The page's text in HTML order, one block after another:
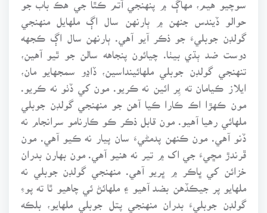
حوالو ڏيندس جنهن ۾ ٻارنهن سال اڳ ملهايل منهنجي
گولڊن جوبليءَ جو ذڪر آيو آهي. ٻارنهن سال اڳ ڪجهه
دوست ضد ٻڌي بيٺا. چيائون پنجاهه سالن جو ٿيو آهين،
تنهنجي گولڊن جوبلي ملهائينداسين، ڏاڍو سمجهايو مان،
ايلاز ڪيامان ته يِر ائين نه ڪريو. مون کي ڏٺو نه ڪريو.
مون ڪهڙا اڪ ڪارا ڪيا آهن جو منهنجي گولڊن جوبلي
ملهائي رهيا آهيو. مون قابل ذڪر ڪو ڪارنامو سرانجام نه
ڏنو آهي. مون ڪنهن پدمڻيءَ سان پيار نه ڪيو آهي. مون
ڦرندڙ مڇيءَ جي اک ۾ تير نه هنيو آهي. مون بهارن بدران
خزائن کي ڀاڪر ۾ ڀريو آهي. منهنجي گولڊن جوبلي نه
ملهايو پر جيڪڏهن بضد آهيو ۽ ملهائڻ ئي چاهيو ٿا ته پوءِ
گولڊن جوبليءَ بدران منهنجي پتل جوبلي ملهايو، بلڪه